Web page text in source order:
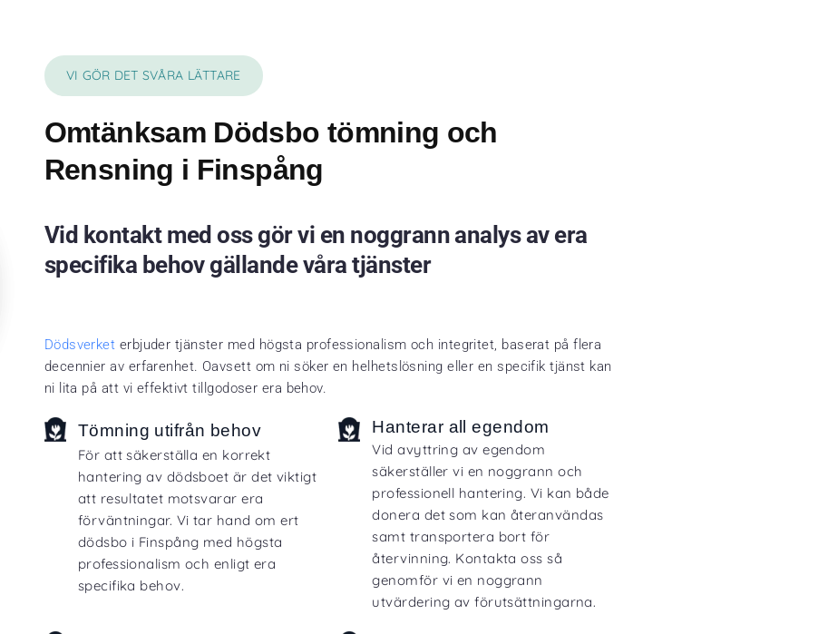
VI GÖR DET SVÅRA LÄTTARE
Omtänksam Dödsbo tömning och
Rensning i Finspång
Vid kontakt med oss gör vi en noggrann analys av era
specifika behov gällande våra tjänster
Dödsverket erbjuder tjänster med högsta professionalism och integritet, baserat på flera
decennier av erfarenhet. Oavsett om ni söker en helhetslösning eller en specifik tjänst kan
ni lita på att vi effektivt tillgodoser era behov.
Tömning utifrån behov
För att säkerställa en korrekt
hantering av dödsboet är det viktigt
att resultatet motsvarar era
förväntningar. Vi tar hand om ert
dödsbo i Finspång med högsta
professionalism och enligt era
specifika behov.
Hanterar all egendom
Vid avyttring av egendom
säkerställer vi en noggrann och
professionell hantering. Vi kan både
donera det som kan återanvändas
samt transportera bort för
återvinning. Kontakta oss så
genomför vi en noggrann
utvärdering av förutsättningarna.